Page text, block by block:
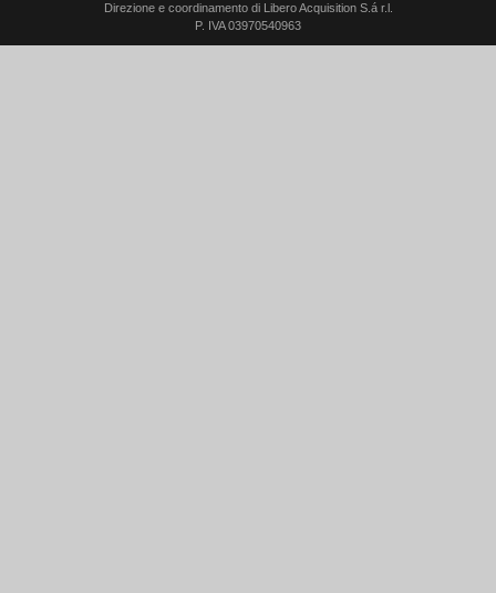
Direzione e coordinamento di Libero Acquisition S.á r.l.
P. IVA 03970540963